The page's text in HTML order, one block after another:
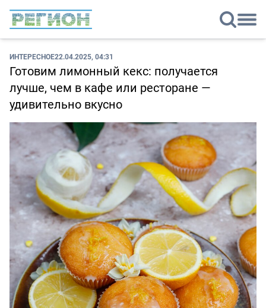
ИНТЕРЕСНОЕ22.04.2025, 04:31
Готовим лимонный кекс: получается
лучше, чем в кафе или ресторане —
удивительно вкусно